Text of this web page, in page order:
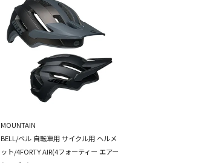
MOUNTAIN
BELL/ベル 自転車用 サイクル用 ヘルメ
ット/4FORTY AIR(4フォーティー エアー